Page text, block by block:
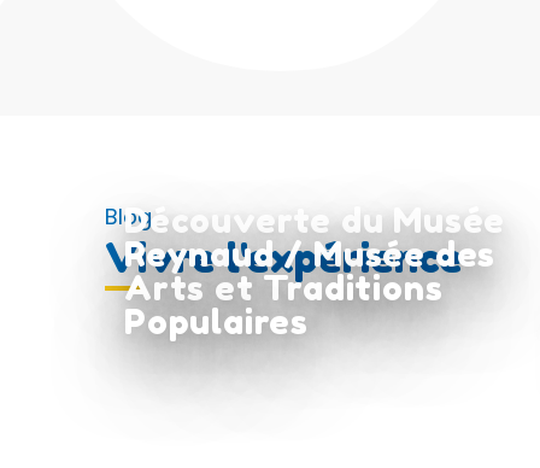
Blog
Vivre l'expérience
Découverte du Musée
Reynaud / Musée des
Arts et Traditions
Populaires